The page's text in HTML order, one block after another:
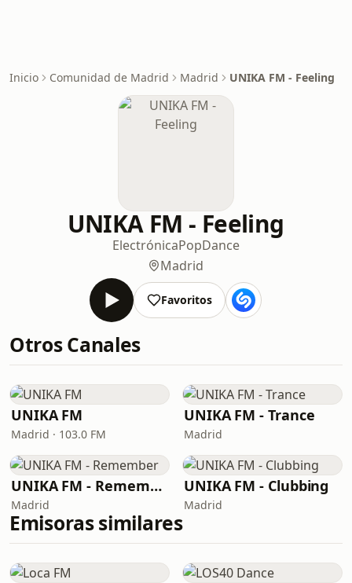
Inicio Comunidad de Madrid Madrid UNIKA FM - Feeling
UNIKA FM - Feeling
ElectrónicaPopDance
Madrid
Favoritos
Otros Canales
UNIKA FM
Madrid · 103.0 FM
UNIKA FM - Trance
Madrid
UNIKA FM - Remember
Madrid
UNIKA FM - Clubbing
Madrid
Emisoras similares